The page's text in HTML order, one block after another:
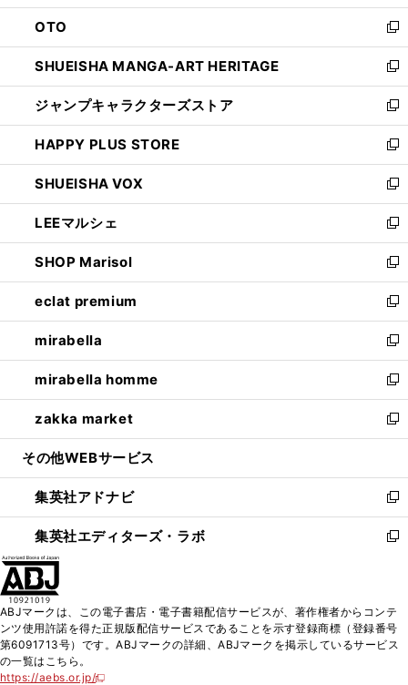
ウ
で
開
く
ン
ド
ウ
で
開
く
OTO
新
し
い
ウ
ィ
ン
ド
ウ
で
開
く
SHUEISHA MANGA-ART HERITAGE
新
し
い
ウ
ィ
ン
ド
ウ
で
開
く
ジャンプキャラクターズストア
新
し
い
ウ
ィ
ン
ド
ウ
で
開
く
HAPPY PLUS STORE
新
し
い
ウ
ィ
ン
ド
ウ
で
開
く
SHUEISHA VOX
新
し
い
ウ
ィ
ン
ド
ウ
で
開
く
LEEマルシェ
新
し
い
ウ
ィ
ン
ド
ウ
で
開
く
SHOP Marisol
新
し
い
ウ
ィ
ン
ド
ウ
で
開
eclat premium
新
し
い
ウ
ィ
ン
ド
ウ
開
く
mirabella
新
し
い
ウ
ィ
ン
ウ
で
開
く
mirabella homme
新
し
い
ウ
ン
ド
ウ
で
zakka market
新
し
ウ
ィ
ン
ド
く
その他WEBサービス
集英社アドナビ
新
し
い
ド
ウ
で
集英社エディターズ・ラボ
新
ィ
ン
ド
ABJマークは、この電子書店・電子書籍配信サービスが、著作権者からコンテ
ンツ使用許諾を得た正規版配信サービスであることを示す登録商標（登録番号
第6091713号）です。ABJマークの詳細、ABJマークを掲示しているサービス
の一覧はこちら。
https://aebs.or.jp/
新